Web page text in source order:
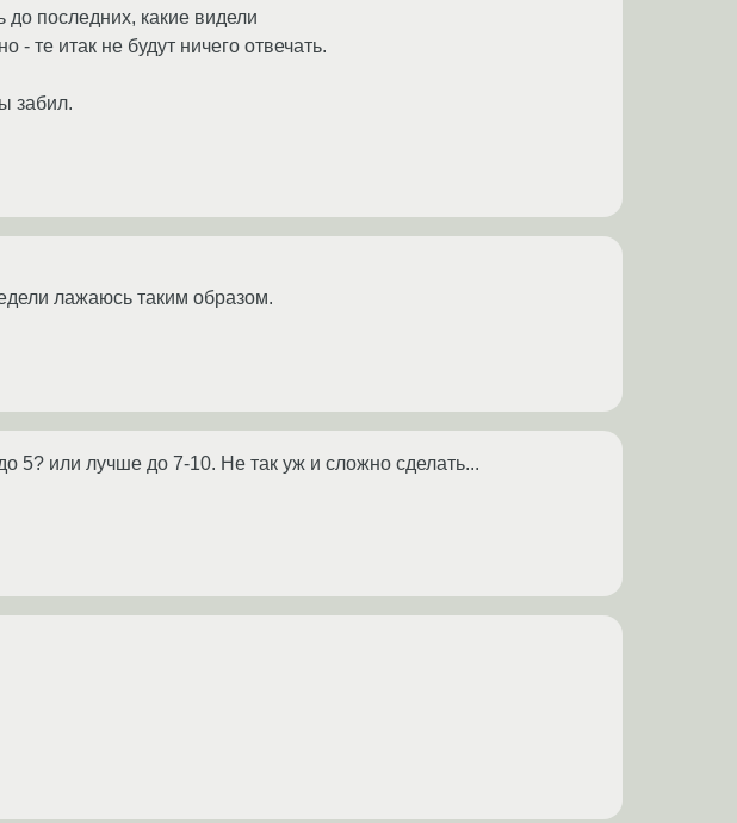
последних, какие видели
те итак не будут ничего отвечать.
забил.
лажаюсь таким образом.
5? или лучше до 7-10. Не так уж и сложно сделать...